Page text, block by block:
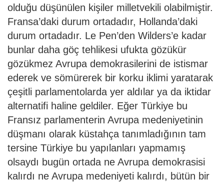
olduğu düşünülen kişiler milletvekili olabilmiştir.
Fransa’daki durum ortadadır, Hollanda’daki
durum ortadadır. Le Pen’den Wilders’e kadar
bunlar daha göç tehlikesi ufukta gözükür
gözükmez Avrupa demokrasilerini de istismar
ederek ve sömürerek bir korku iklimi yaratarak
çeşitli parlamentolarda yer aldılar ya da iktidar
alternatifi haline geldiler. Eğer Türkiye bu
Fransız parlamenterin Avrupa medeniyetinin
düşmanı olarak küstahça tanımladığının tam
tersine Türkiye bu yapılanları yapmamış
olsaydı bugün ortada ne Avrupa demokrasisi
kalırdı ne Avrupa medeniyeti kalırdı, bütün bir